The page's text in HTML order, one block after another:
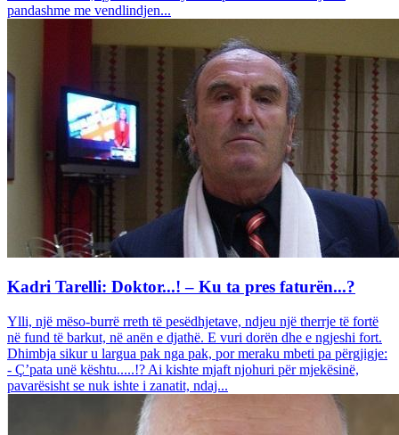
pandashme me vendlindjen...
Kadri Tarelli: Doktor...! – Ku ta pres faturën...?
Ylli, një mëso-burrë rreth të pesëdhjetave, ndjeu një therrje të fortë
në fund të barkut, në anën e djathë. E vuri dorën dhe e ngjeshi fort.
Dhimbja sikur u largua pak nga pak, por meraku mbeti pa përgjigje:
- Ç’pata unë kështu.....!? Ai kishte mjaft njohuri për mjekësinë,
pavarësisht se nuk ishte i zanatit, ndaj...